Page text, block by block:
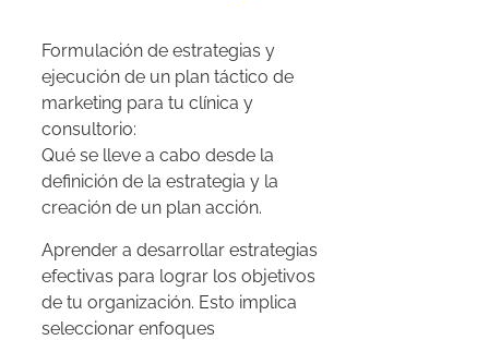
Formulación de estrategias y
ejecución de un plan táctico de
marketing para tu clínica y
consultorio:
Qué se lleve a cabo desde la
definición de la estrategia y la
creación de un plan acción.
Aprender a desarrollar estrategias
efectivas para lograr los objetivos
de tu organización. Esto implica
seleccionar enfoques